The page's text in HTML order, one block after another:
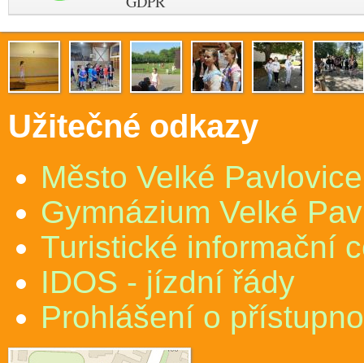
Užitečné odkazy
Město Velké Pavlovice
Gymnázium Velké
Turistické informační
IDOS - jízdní řády
Prohlášení o